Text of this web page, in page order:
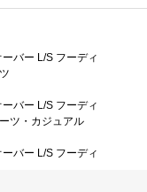
バー L/S フーディ
バー L/S フーディ
ツ・カジュアル
バー L/S フーディ